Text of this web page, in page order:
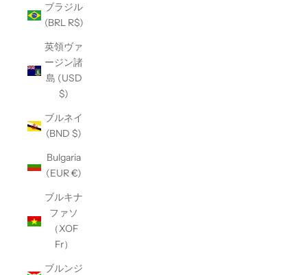
ブラジル
(BRL R$)
英領ヴァ
ージン諸
島 (USD
$)
ブルネイ
(BND $)
Bulgaria
(EUR €)
ブルキナ
ファソ
（XOF
Fr）
ブルンジ